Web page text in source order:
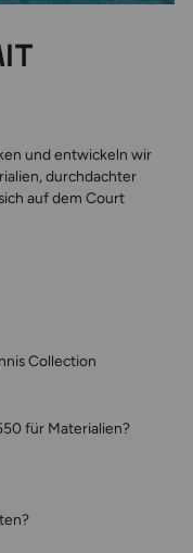
und entwickeln wir
durchdachter
auf dem Court
Collection
für Materialien?